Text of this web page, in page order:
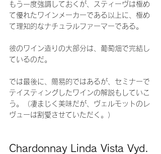
もう一度強調しておくが、スティーヴは極め
て優れたワインメーカーである以上に、極め
て理知的なナチュラルファーマーである。
彼のワイン造りの大部分は、葡萄畑で完結し
ているのだ。
では最後に、簡易的ではあるが、セミナーで
テイスティングしたワインの解説もしていこ
う。（凄まじく美味だが、ヴェルモットのレ
ヴューは割愛させていただく。）
Chardonnay Linda Vista Vyd.